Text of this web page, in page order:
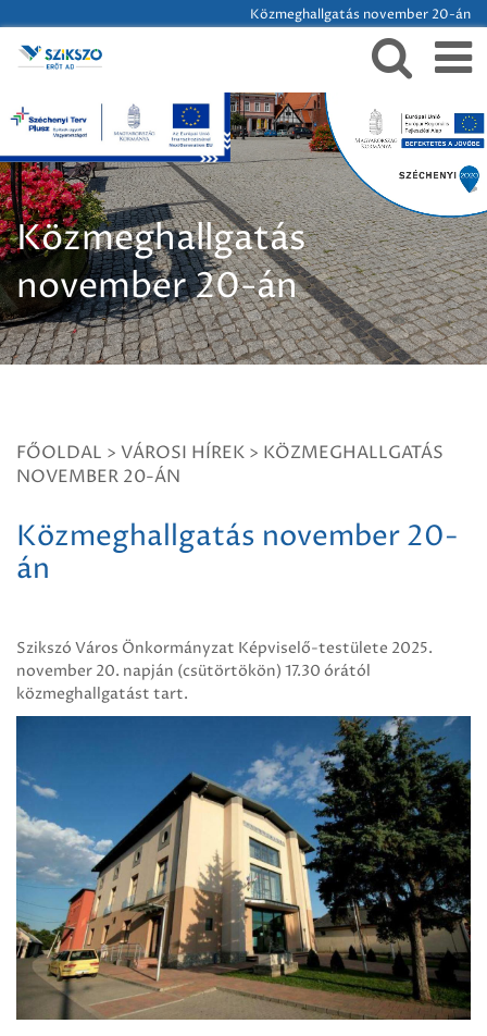
Közmeghallgatás november 20-án
Közmeghallgatás
november 20-án
FŐOLDAL > VÁROSI HÍREK > KÖZMEGHALLGATÁS
NOVEMBER 20-ÁN
Közmeghallgatás november 20-
án
Szikszó Város Önkormányzat Képviselő-testülete 2025.
november 20. napján (csütörtökön) 17.30 órától
közmeghallgatást tart.